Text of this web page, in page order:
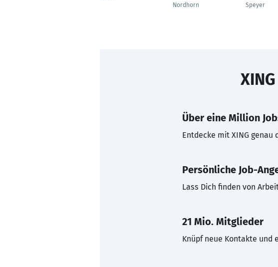
Nordhorn
Speyer
Über eine Million
Entdecke mit XING genau
Persönliche Job-
Lass Dich finden von
21 Mio. Mitglieder
Knüpf neue Kontakte und